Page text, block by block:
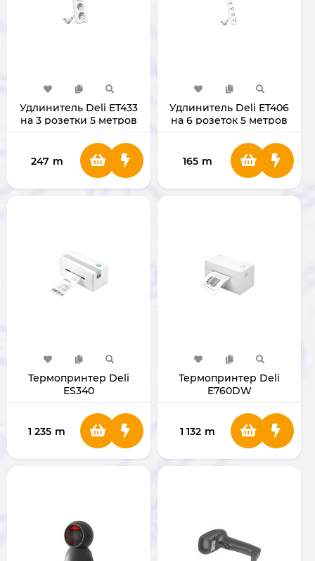
Удлинитель Deli ET433
на 3 розетки 5 метров
247 m
Удлинитель Deli ET406
на 6 розеток 5 метров
165 m
Термопринтер Deli
ES340
1 235 m
Термопринтер Deli
E760DW
1 132 m